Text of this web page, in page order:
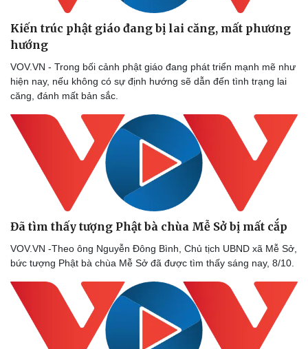
Kiến trúc phật giáo đang bị lai căng, mất phương
hướng
VOV.VN - Trong bối cảnh phật giáo đang phát triển mạnh mẽ như
hiện nay, nếu không có sự định hướng sẽ dẫn đến tình trạng lai
căng, đánh mất bản sắc.
Đã tìm thấy tượng Phật bà chùa Mễ Sở bị mất cắp
VOV.VN -Theo ông Nguyễn Đông Bình, Chủ tịch UBND xã Mễ Sở,
bức tượng Phật bà chùa Mễ Sở đã được tìm thấy sáng nay, 8/10.